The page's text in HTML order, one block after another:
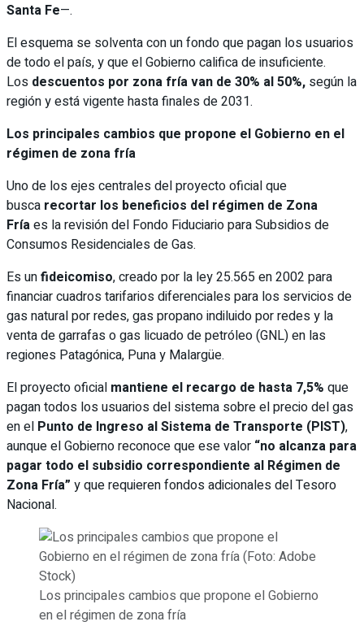
Santa Fe—.
El esquema se solventa con un fondo que pagan los usuarios
de todo el país, y que el Gobierno califica de insuficiente.
Los descuentos por zona fría van de 30% al 50%, según la
región y está vigente hasta finales de 2031.
Los principales cambios que propone el Gobierno en el
régimen de zona fría
Uno de los ejes centrales del proyecto oficial que
busca recortar los beneficios del régimen de Zona
Fríaes la revisión del Fondo Fiduciario para Subsidios de
Consumos Residenciales de Gas.
Es unfideicomiso, creado por la ley 25.565 en 2002 para
financiar cuadros tarifarios diferenciales para los servicios de
gas natural por redes, gas propano indiluido por redes y la
venta de garrafas o gas licuado de petróleo (GNL) en las
regiones Patagónica, Puna y Malargüe.
El proyecto oficial mantiene el recargo de hasta 7,5% que
pagan todos los usuarios del sistema sobre el precio del gas
en el Punto de Ingreso al Sistema de Transporte (PIST),
aunque el Gobierno reconoce que ese valor “no alcanza para
pagar todo el subsidio correspondiente al Régimen de
Zona Fría” y que requieren fondos adicionales del Tesoro
Nacional.
Los principales cambios que propone el Gobierno
en el régimen de zona fría